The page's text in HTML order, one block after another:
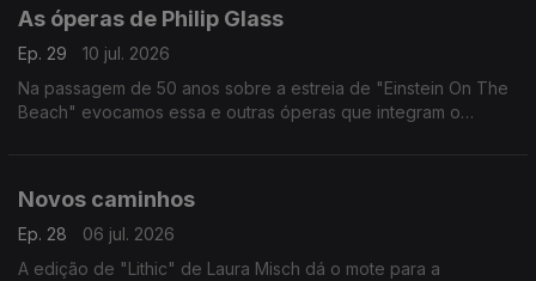
As óperas de Philip Glass
Ep. 29
10 jul. 2026
Na passagem de 50 anos sobre a estreia de "Einstein On The
Beach" evocamos essa e outras óperas que integram o
Novos caminhos
Ep. 28
06 jul. 2026
A edição de "Lithic" de Laura Misch dá o mote para a